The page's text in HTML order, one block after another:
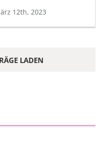
12th, 2023
LADEN